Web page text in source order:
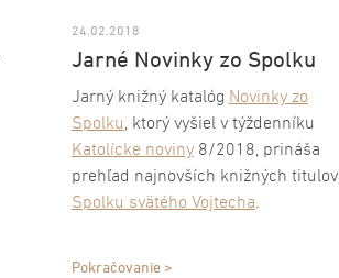
24.02.2018
Jarné Novinky zo Spolku
Jarný knižný katalógNovinky zo
Spolku, ktorý vyšiel v týždenníku
Katolícke noviny8/2018, prináša
prehľad najnovších knižných titulov
Spolku svätého Vojtecha.
Pokračovanie >